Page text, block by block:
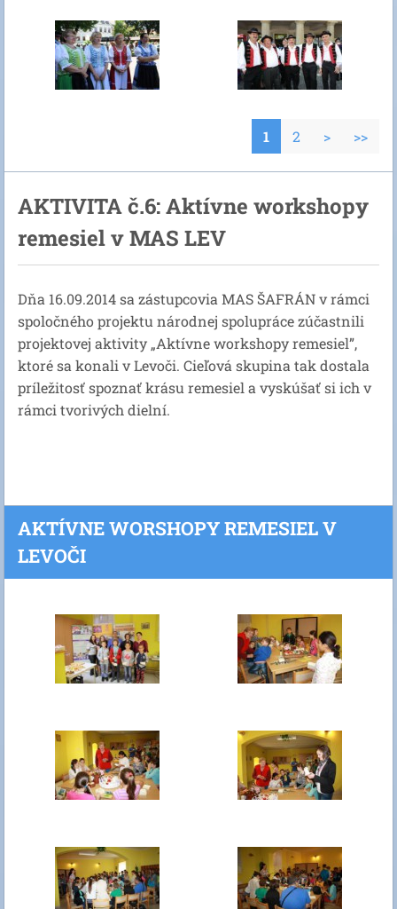
1 2 > >>
AKTIVITA č.6: Aktívne workshopy
remesiel v MAS LEV
Dňa 16.09.2014 sa zástupcovia MAS ŠAFRÁN v rámci
spoločného projektu národnej spolupráce zúčastnili
projektovej aktivity „Aktívne workshopy remesiel”,
ktoré sa konali v Levoči. Cieľová skupina tak dostala
príležitosť spoznať krásu remesiel a vyskúšať si ich v
rámci tvorivých dielní.
AKTÍVNE WORSHOPY REMESIEL V
LEVOČI